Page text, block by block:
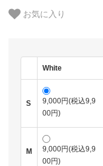
お気に入り
White
S
9,000円(税込9,9
00円)
M
9,000円(税込9,9
00円)